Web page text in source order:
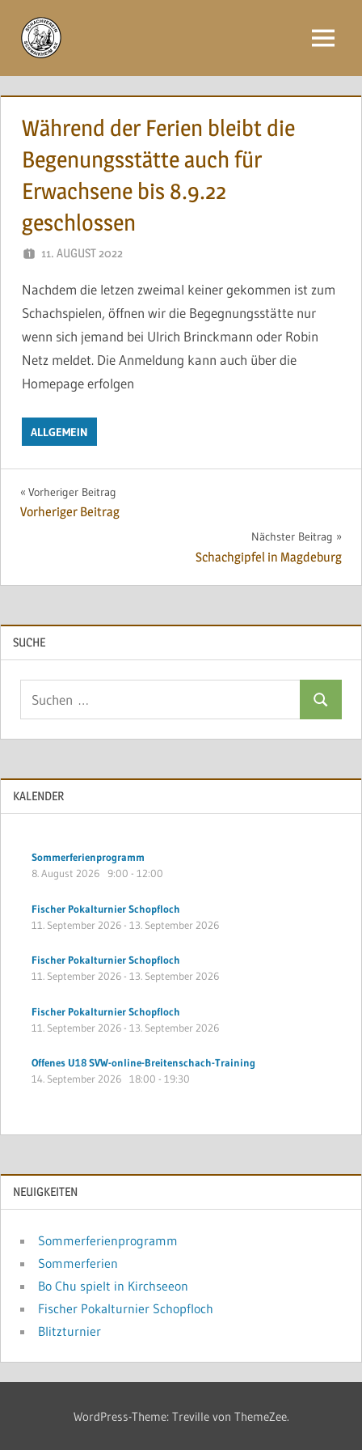
Inhalt
springen
Menü
Während der Ferien bleibt die
Begenungsstätte auch für
Erwachsene bis 8.9.22
geschlossen
11. AUGUST 2022
Nachdem die letzen zweimal keiner gekommen ist zum
Schachspielen, öffnen wir die Begegnungsstätte nur
wenn sich jemand bei Ulrich Brinckmann oder Robin
Netz meldet. Die Anmeldung kann auch über die
Homepage erfolgen
ALLGEMEIN
Beitragsnavigation
Vorheriger Beitrag
Vorheriger Beitrag
Nächster Beitrag
Schachgipfel in Magdeburg
SUCHE
Suchen
KALENDER
Sommerferienprogramm
8. August 2026 9:00 - 12:00
Fischer Pokalturnier Schopfloch
11. September 2026- 13. September 2026
Fischer Pokalturnier Schopfloch
11. September 2026- 13. September 2026
Fischer Pokalturnier Schopfloch
11. September 2026- 13. September 2026
Offenes U18 SVW-online-Breitenschach-Training
14. September 2026 18:00 - 19:30
NEUIGKEITEN
Sommerferienprogramm
Sommerferien
Bo Chu spielt in Kirchseeon
Fischer Pokalturnier Schopfloch
Blitzturnier
WordPress-Theme: Treville von ThemeZee.